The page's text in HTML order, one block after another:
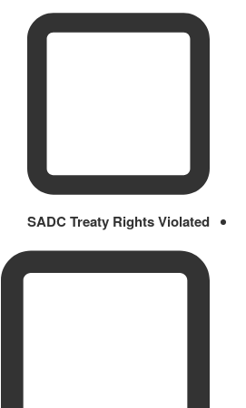
SADC Treaty Rights Violated